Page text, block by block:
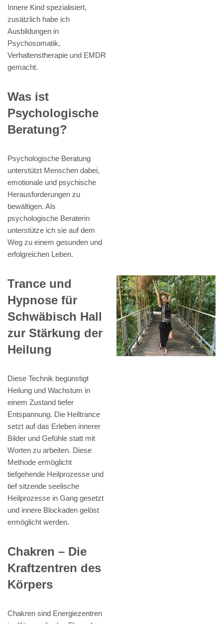
Innere Kind spezialisiert,
zusätzlich habe ich
Ausbildungen in
Psychosomatik,
Verhaltenstherapie und EMDR
gemacht.
Was ist
Psychologische
Beratung?
Psychologische Beratung
unterstützt Menschen dabei,
emotionale und psychische
Herausforderungen zu
bewältigen. Als
psychologische Beraterin
unterstütze ich sie auf dem
Weg zu einem gesunden und
erfolgreichen Leben.
Trance und
Hypnose für
Schwäbisch Hall
zur Stärkung der
Heilung
Diese Technik begünstigt
Heilung und Wachstum in
einem Zustand tiefer
Entspannung. Die Heiltrance
setzt auf das Erleben innerer
Bilder und Gefühle statt mit
Worten zu arbeiten. Diese
Methode ermöglicht
tiefgehende Heilprozesse und
tief sitzende seelische
Heilprozesse in Gang gesetzt
und innere Blockaden gelöst
ermöglicht werden.
Chakren – Die
Kraftzentren des
Körpers
Chakren sind Energiezentren